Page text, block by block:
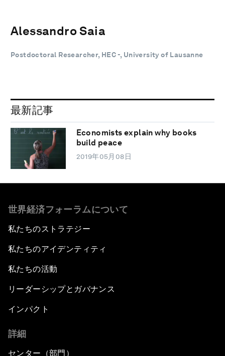
Alessandro Saia
Postdoctoral Researcher, HEC -, University of Lausanne
最新記事
Economists explain why books
build peace
2019年05月08日
世界経済フォーラムについて
私たちのストラテジー
私たちのアイデンティティ
私たちの活動
リーダーシップとガバナンス
インパクト
詳細
センター（部門）